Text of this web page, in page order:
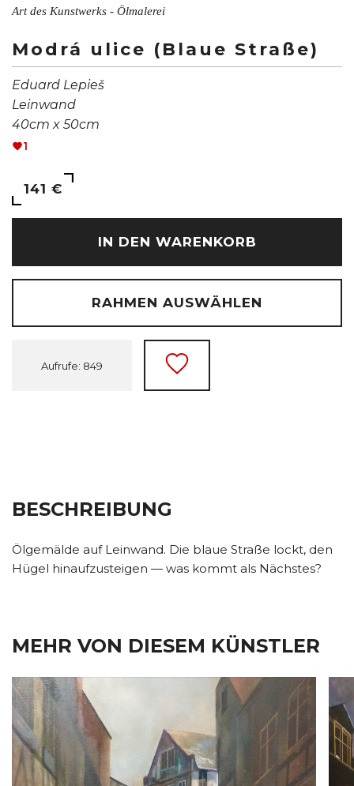
Art des Kunstwerks - Ölmalerei
Modrá ulice (Blaue Straße)
Eduard Lepieš
Leinwand
40cm x 50cm
1
141 €
IN DEN WARENKORB
RAHMEN AUSWÄHLEN
Aufrufe: 849
BESCHREIBUNG
Ölgemälde auf Leinwand. Die blaue Straße lockt, den
Hügel hinaufzusteigen — was kommt als Nächstes?
MEHR VON DIESEM KÜNSTLER